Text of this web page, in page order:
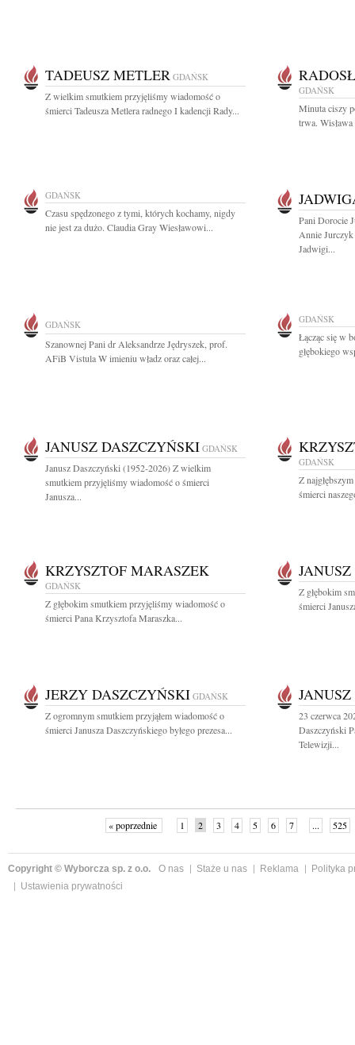
TADEUSZ METLER GDAŃSK
Z wielkim smutkiem przyjęliśmy wiadomość o
śmierci Tadeusza Metlera radnego I kadencji Rady...
GDAŃSK
Minuta ciszy
trwa.
GDAŃSK
Czasu spędzonego z tymi, których kochamy, nigdy
nie jest za dużo. Claudia Gray Wiesławowi...
Pani Dorocie
Annie
Jadwigi...
GDAŃSK
Szanownej Pani dr Aleksandrze Jędryszek, prof.
AFiB Vistula W imieniu władz oraz całej...
GDAŃSK
Łącząc się w
głębokiego
JANUSZ DASZCZYŃSKI GDAŃSK
Janusz Daszczyński (1952-2026) Z wielkim
smutkiem przyjęliśmy wiadomość o śmierci
Janusza...
GDAŃSK
Z
śmierci
KRZYSZTOF MARASZEK
GDAŃSK
Z głębokim smutkiem przyjęliśmy wiadomość o
śmierci Pana Krzysztofa Maraszka...
Z głębokim
śmierci
JERZY DASZCZYŃSKI GDAŃSK
Z ogromnym smutkiem przyjąłem wiadomość o
śmierci Janusza Daszczyńskiego byłego prezesa...
23 czerwca
Daszczyński
Telewizji...
« poprzednie 1 2 3 4 5 6 7 ... 525
Copyright © Wyborcza sp. z o.o. O nas Staże u nas Reklama
Polityka
Ustawienia prywatności